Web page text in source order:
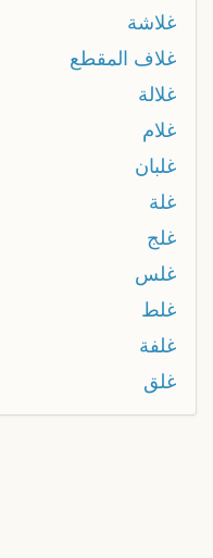
غلاشة
غلاف المقطع
غلالة
غلام
غلبان
غلة
غلج
غلس
غلط
غلفة
غلق